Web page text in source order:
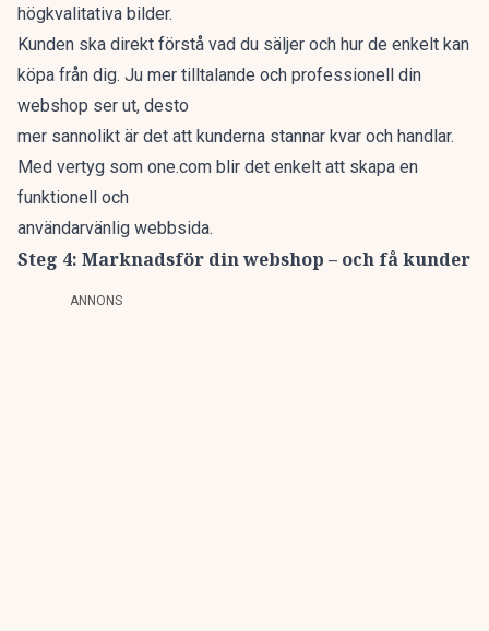
högkvalitativa bilder.
Kunden ska direkt förstå vad du säljer och hur de enkelt kan
köpa från dig. Ju mer tilltalande och professionell din
webshop ser ut, desto
mer sannolikt är det att kunderna stannar kvar och handlar.
Med vertyg som one.com blir det enkelt att skapa en
funktionell och
användarvänlig webbsida.
Steg 4: Marknadsför din webshop – och få kunder
ANNONS